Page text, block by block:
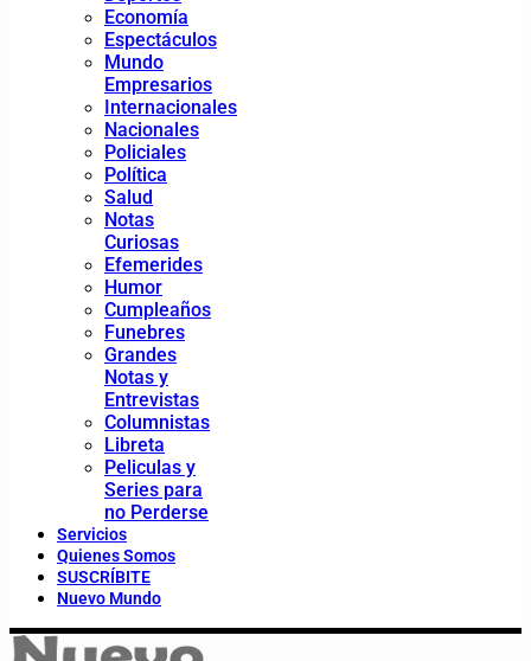
Economía
Espectáculos
Mundo
Empresarios
Internacionales
Nacionales
Policiales
Política
Salud
Notas
Curiosas
Efemerides
Humor
Cumpleaños
Funebres
Grandes
Notas y
Entrevistas
Columnistas
Libreta
Peliculas y
Series para
no Perderse
Servicios
Quienes Somos
SUSCRÍBITE
Nuevo Mundo